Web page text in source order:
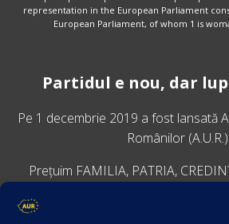
representation in the European Parliament
European Parliament, of whom 1 is
Partidul e nou, dar
Pe 1 decembrie 2019 a fost lansată
Românilor (A.U.R.).
Prețuim FAMILIA, PATRIA,